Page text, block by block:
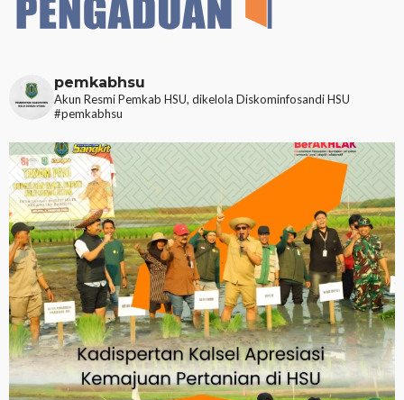
pemkabhsu
Akun Resmi Pemkab HSU, dikelola Diskominfosandi HSU
#pemkabhsu